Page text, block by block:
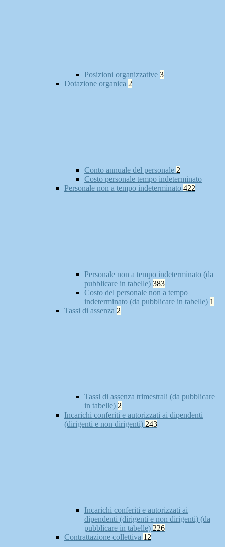
Posizioni organizzative 3
Dotazione organica 2
Conto annuale del personale 2
Costo personale tempo indeterminato
Personale non a tempo indeterminato 422
Personale non a tempo indeterminato (da
pubblicare in tabelle) 383
Costo del personale non a tempo
indeterminato (da pubblicare in tabelle) 1
Tassi di assenza 2
Tassi di assenza trimestrali (da pubblicare
in tabelle) 2
Incarichi conferiti e autorizzati ai dipendenti
(dirigenti e non dirigenti) 243
Incarichi conferiti e autorizzati ai
dipendenti (dirigenti e non dirigenti) (da
pubblicare in tabelle) 226
Contrattazione collettiva 12